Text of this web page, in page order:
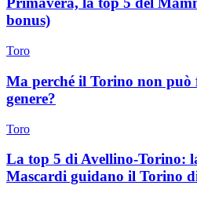
bonus)
Toro
Ma perché il Torino non può
genere?
Toro
La top 5 di Avellino-Torino:
Mascardi guidano il Torino